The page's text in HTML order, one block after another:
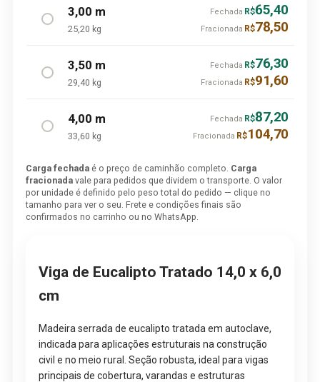
3,00 m
25,20 kg
Fechada R$65,40
Fracionada R$78,50
3,50 m
29,40 kg
Fechada R$76,30
Fracionada R$91,60
4,00 m
33,60 kg
Fechada R$87,20
Fracionada R$104,70
Carga fechada é o preço de caminhão completo. Carga
fracionada vale para pedidos que dividem o transporte. O valor
por unidade é definido pelo peso total do pedido — clique no
tamanho para ver o seu. Frete e condições finais são
confirmados no carrinho ou no WhatsApp.
Viga de Eucalipto Tratado 14,0 x 6,0
cm
Madeira serrada de eucalipto tratada em autoclave,
indicada para aplicações estruturais na construção
civil e no meio rural. Seção robusta, ideal para vigas
principais de cobertura, varandas e estruturas